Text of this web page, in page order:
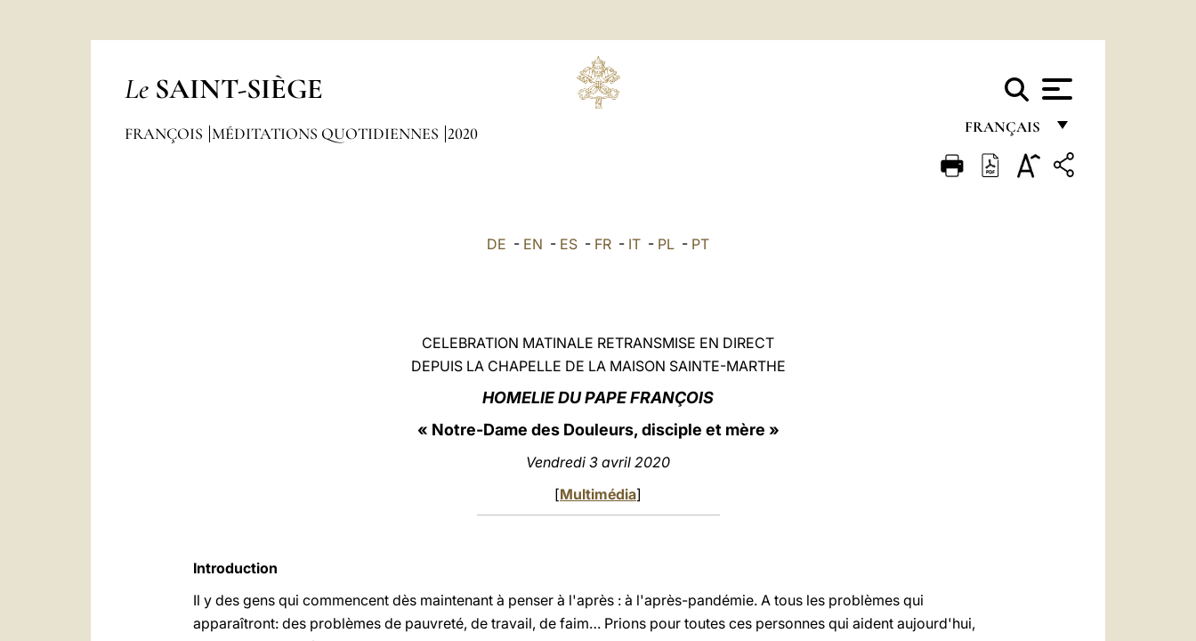
Le SAINT-SIÈGE
FRANÇAIS
FRANÇAIS
FRANÇOIS MÉDITATIONS QUOTIDIENNES 2020
DE - EN - ES - FR - IT - PL - PT
CELEBRATION MATINALE RETRANSMISE EN DIRECT
DEPUIS LA CHAPELLE DE LA MAISON SAINTE-MARTHE
HOMELIE DU PAPE FRANÇOIS
« Notre-Dame des Douleurs, disciple et mère »
Vendredi 3 avril 2020
[Multimédia]
Introduction
Il y des gens qui commencent dès maintenant à penser à l'après : à l'après-pandémie. A tous les problèmes qui
apparaîtront: des problèmes de pauvreté, de travail, de faim… Prions pour toutes ces personnes qui aident aujourd'hui,